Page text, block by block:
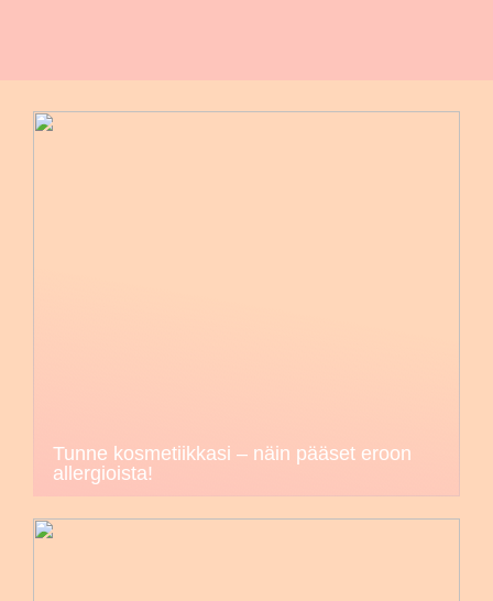
Tunne kosmetiikkasi – näin pääset eroon
allergioista!